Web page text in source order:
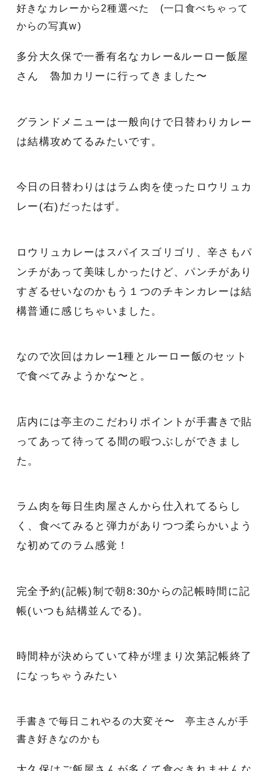
好きなカレーから2種選べた (一口食べちゃって
からの写真w)
多分大久保で一番有名なカレー&ルーロー飯屋
さん 魯加カリーに行ってきました〜
グランドメニューは一般向けで日替わりカレー
は結構攻めてるみたいです。
今日の日替わりははラム肉を使ったロウリュカ
レー(右)だったはず。
ロウリュカレーはスパイスゴリゴリ、辛さもパ
ンチがあって美味しかったけど、パンチがあり
すぎるせいなのかもう１つのチキンカレーは結
構普通に感じちゃいました。
なので次回はカレー1種とルーロー飯のセット
で食べてみようかな〜と。
店内には亭主のこだわりポイントが手書きで貼
ってあって待ってる間の暇つぶしができまし
た。
ラム肉を毎日生肉屋さんから仕入れてるらし
く、食べてみると弾力がありつつ柔らかいよう
な初めてのラム感覚！
完全予約(記帳)制で朝8:30からの記帳時間に記
帳(いつも結構並んでる)。
時間枠が決めらていて枠が埋まり次第記帳終了
になっちゃうみたい
手書きで毎日これやるの大変そ〜 亭主さんが手
書き好きなのかも